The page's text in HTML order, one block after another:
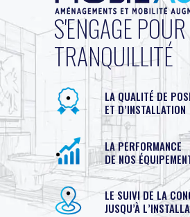
S'ENGAGE
TRANQUILLITÉ
LA QUALITÉ DE
ET D’INSTALLATION
LA PERFORMANCE
DE NOS
LE SUIVI DE LA
JUSQU’À